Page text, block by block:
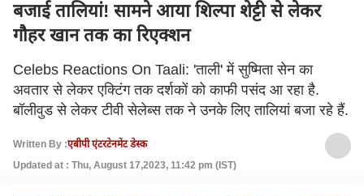
बजाई तालियां! सामने आया शिल्पा शेट्टी से लेकर
गौहर खान तक का रिएक्शन
Celebs Reactions On Taali: 'ताली' में सुष्मिता सेन का
अवतार से लेकर एक्टिंग तक दर्शकों को काफी पसंद आ रहा है.
बॉलीवुड से लेकर टीवी सेलेब्स तक ने उनके लिए तालियां बजा रहे हैं.
Written By :एबीपी एंटरटेनमेंट डेस्क
Updated at : Thu, August 17,2023, 11:42 pm (IST)